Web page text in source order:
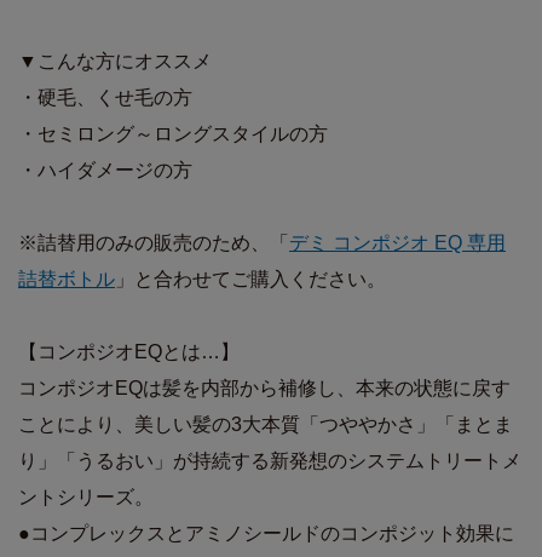
▼こんな方にオススメ
・硬毛、くせ毛の方
・セミロング～ロングスタイルの方
・ハイダメージの方
※詰替用のみの販売のため、「 デミ コンポジオ EQ 専用
詰替ボトル 」と合わせてご購入ください。
【コンポジオEQとは…】
コンポジオEQは髪を内部から補修し、本来の状態に戻す
ことにより、美しい髪の3大本質「つややかさ」「まとま
り」「うるおい」が持続する新発想のシステムトリートメ
ントシリーズ。
●コンプレックスとアミノシールドのコンポジット効果に